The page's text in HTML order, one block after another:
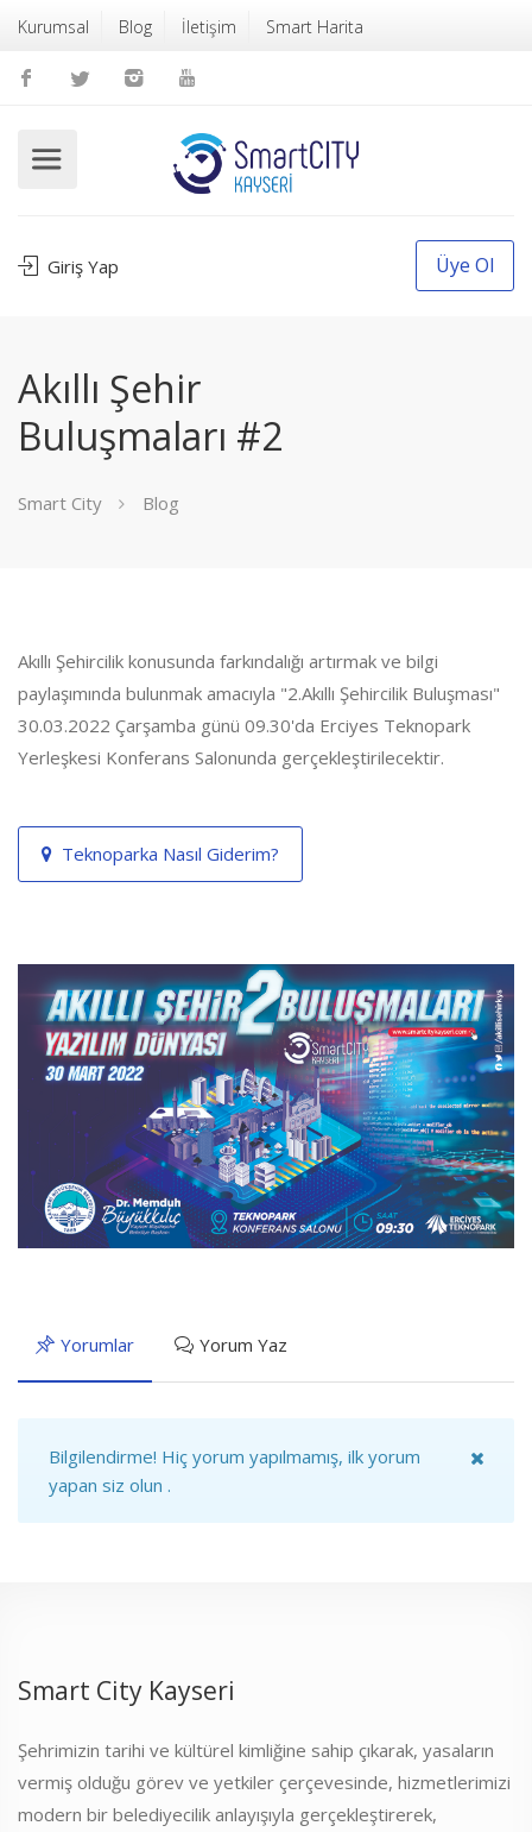
Kurumsal Blog İletişim Smart Harita
Giriş Yap Üye Ol
Akıllı Şehir
Buluşmaları #2
Smart City Blog
Akıllı Şehircilik konusunda farkındalığı artırmak ve bilgi
paylaşımında bulunmak amacıyla "2.Akıllı Şehircilik Buluşması"
30.03.2022 Çarşamba günü 09.30'da Erciyes Teknopark
Yerleşkesi Konferans Salonunda gerçekleştirilecektir.
Teknoparka Nasıl Giderim?
Yorumlar Yorum Yaz
Bilgilendirme! Hiç yorum yapılmamış, ilk yorum
yapan siz olun .
Smart City Kayseri
Şehrimizin tarihi ve kültürel kimliğine sahip çıkarak, yasaların
vermiş olduğu görev ve yetkiler çerçevesinde, hizmetlerimizi
modern bir belediyecilik anlayışıyla gerçekleştirerek,